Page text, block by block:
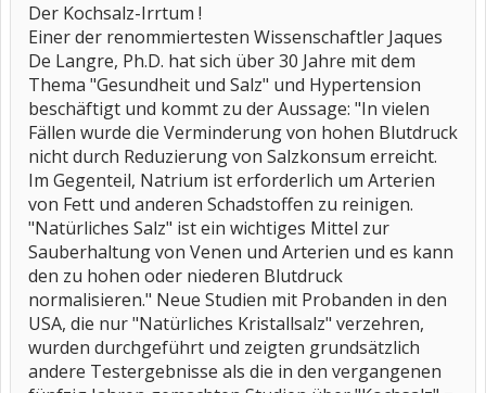
Der Kochsalz-Irrtum !
Einer der renommiertesten Wissenschaftler Jaques
De Langre, Ph.D. hat sich über 30 Jahre mit dem
Thema "Gesundheit und Salz" und Hypertension
beschäftigt und kommt zu der Aussage: "In vielen
Fällen wurde die Verminderung von hohen Blutdruck
nicht durch Reduzierung von Salzkonsum erreicht.
Im Gegenteil, Natrium ist erforderlich um Arterien
von Fett und anderen Schadstoffen zu reinigen.
"Natürliches Salz" ist ein wichtiges Mittel zur
Sauberhaltung von Venen und Arterien und es kann
den zu hohen oder niederen Blutdruck
normalisieren." Neue Studien mit Probanden in den
USA, die nur "Natürliches Kristallsalz" verzehren,
wurden durchgeführt und zeigten grundsätzlich
andere Testergebnisse als die in den vergangenen